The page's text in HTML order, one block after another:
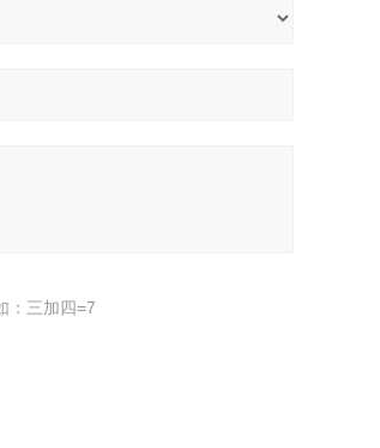
：三加四=7